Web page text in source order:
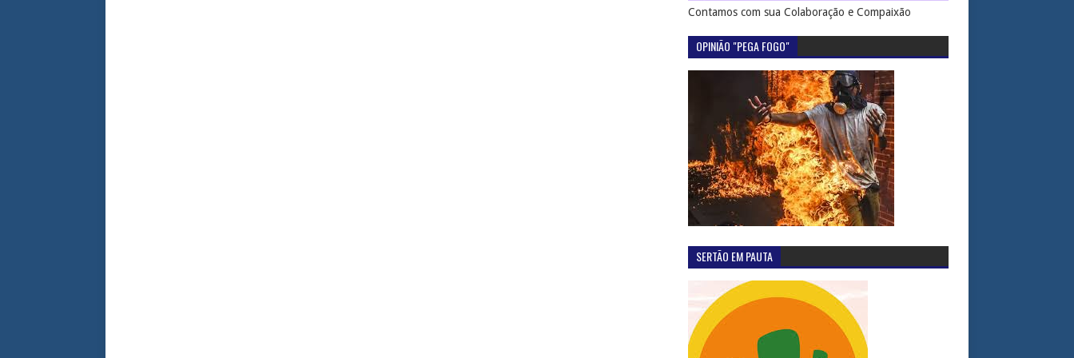
Contamos com sua Colaboração e Compaixão
OPINIÃO "PEGA FOGO"
SERTÃO EM PAUTA